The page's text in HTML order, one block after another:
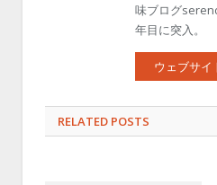
味ブログ
年目に突入。
ウェブサイ
RELATED POSTS